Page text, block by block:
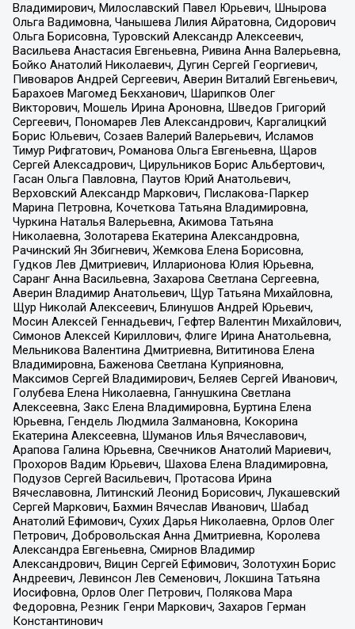
Владимирович, Милославский Павел Юрьевич, Шнырова
Ольга Вадимовна, Чанышева Лилия Айратовна, Сидорович
Ольга Борисовна, Туровский Александр Алексеевич,
Васильева Анастасия Евгеньевна, Ривина Анна Валерьевна,
Бойко Анатолий Николаевич, Дугин Сергей Георгиевич,
Пивоваров Андрей Сергеевич, Аверин Виталий Евгеньевич,
Барахоев Магомед Бекханович, Шарипков Олег
Викторович, Мошель Ирина Ароновна, Шведов Григорий
Сергеевич, Пономарев Лев Александрович, Каргалицкий
Борис Юльевич, Созаев Валерий Валерьевич, Исламов
Тимур Рифгатович, Романова Ольга Евгеньевна, Щаров
Сергей Алексадрович, Цирульников Борис Альбертович,
Гасан Ольга Павловна, Паутов Юрий Анатольевич,
Верховский Александр Маркович, Пислакова-Паркер
Марина Петровна, Кочеткова Татьяна Владимировна,
Чуркина Наталья Валерьевна, Акимова Татьяна
Николаевна, Золотарева Екатерина Александровна,
Рачинский Ян Збигневич, Жемкова Елена Борисовна,
Гудков Лев Дмитриевич, Илларионова Юлия Юрьевна,
Саранг Анна Васильевна, Захарова Светлана Сергеевна,
Аверин Владимир Анатольевич, Щур Татьяна Михайловна,
Щур Николай Алексеевич, Блинушов Андрей Юрьевич,
Мосин Алексей Геннадьевич, Гефтер Валентин Михайлович,
Симонов Алексей Кириллович, Флиге Ирина Анатольевна,
Мельникова Валентина Дмитриевна, Вититинова Елена
Владимировна, Баженова Светлана Куприяновна,
Максимов Сергей Владимирович, Беляев Сергей Иванович,
Голубева Елена Николаевна, Ганнушкина Светлана
Алексеевна, Закс Елена Владимировна, Буртина Елена
Юрьевна, Гендель Людмила Залмановна, Кокорина
Екатерина Алексеевна, Шуманов Илья Вячеславович,
Арапова Галина Юрьевна, Свечников Анатолий Мариевич,
Прохоров Вадим Юрьевич, Шахова Елена Владимировна,
Подузов Сергей Васильевич, Протасова Ирина
Вячеславовна, Литинский Леонид Борисович, Лукашевский
Сергей Маркович, Бахмин Вячеслав Иванович, Шабад
Анатолий Ефимович, Сухих Дарья Николаевна, Орлов Олег
Петрович, Добровольская Анна Дмитриевна, Королева
Александра Евгеньевна, Смирнов Владимир
Александрович, Вицин Сергей Ефимович, Золотухин Борис
Андреевич, Левинсон Лев Семенович, Локшина Татьяна
Иосифовна, Орлов Олег Петрович, Полякова Мара
Федоровна, Резник Генри Маркович, Захаров Герман
Константинович